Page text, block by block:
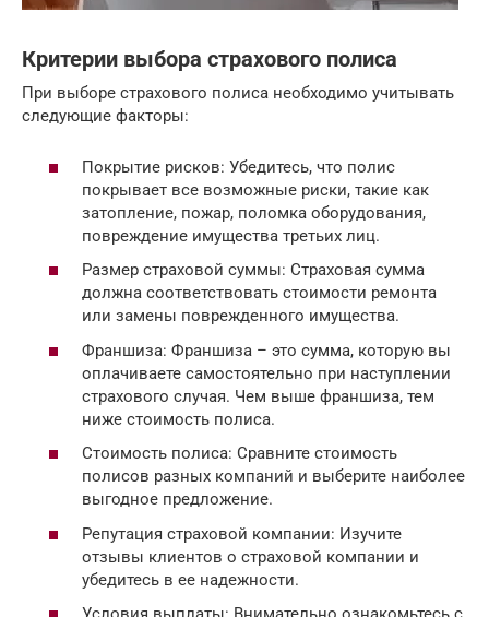
Критерии выбора страхового полиса
При выборе страхового полиса необходимо учитывать
следующие факторы:
Покрытие рисков: Убедитесь, что полис
покрывает все возможные риски, такие как
затопление, пожар, поломка оборудования,
повреждение имущества третьих лиц.
Размер страховой суммы: Страховая сумма
должна соответствовать стоимости ремонта
или замены поврежденного имущества.
Франшиза: Франшиза – это сумма, которую вы
оплачиваете самостоятельно при наступлении
страхового случая. Чем выше франшиза, тем
ниже стоимость полиса.
Стоимость полиса: Сравните стоимость
полисов разных компаний и выберите наиболее
выгодное предложение.
Репутация страховой компании: Изучите
отзывы клиентов о страховой компании и
убедитесь в ее надежности.